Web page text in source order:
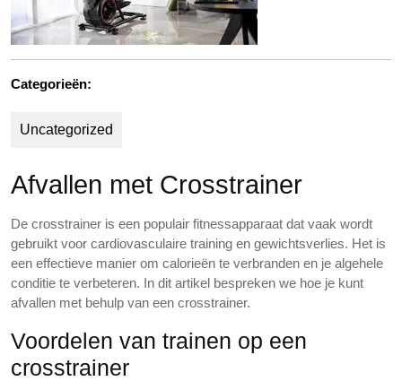
Categorieën:
Uncategorized
Afvallen met Crosstrainer
De crosstrainer is een populair fitnessapparaat dat vaak wordt
gebruikt voor cardiovasculaire training en gewichtsverlies. Het is
een effectieve manier om calorieën te verbranden en je algehele
conditie te verbeteren. In dit artikel bespreken we hoe je kunt
afvallen met behulp van een crosstrainer.
Voordelen van trainen op een
crosstrainer